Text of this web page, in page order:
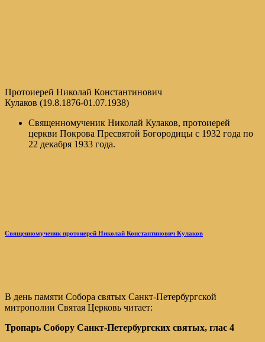
Протоиерей Николай Константинович
Кулаков (19.8.1876-01.07.1938)
Священномученик Николай Кулаков, протоиерей
церкви Покрова Пресвятой Богородицы с 1932 года по
22 декабря 1933 года.
Священномученик протоиерей Николай Константинович Кулаков
В день памяти Собора святых Санкт-Петербургской
митрополии Святая Церковь читает:
Тропарь Собору Санкт-Петербургских святых, глас 4